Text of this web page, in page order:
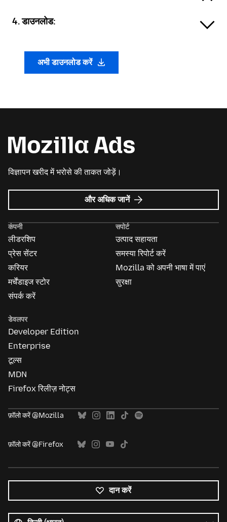
4. डाउनलोड:
अभी डाउनलोड करें
विज्ञापन खरीद में भरोसे की ताकत जोड़ें।
Mozilla
विज्ञापन
और अधिक जानें
कंपनी
लीडरशिप
प्रेस सेंटर
करियर
मर्चेंडाइज स्टोर
संपर्क करें
सपोर्ट
उत्पाद सहायता
समस्या रिपोर्ट करें
Mozilla को अपनी भाषा में पाएं
सुरक्षा
डेवलपर
Developer Edition
Enterprise
टूल्स
MDN
Firefox रिलीज़ नोट्स
फ़ॉलो करें @Mozilla
फ़ॉलो करें @Firefox
दान करें
भाषाएं
भाषा